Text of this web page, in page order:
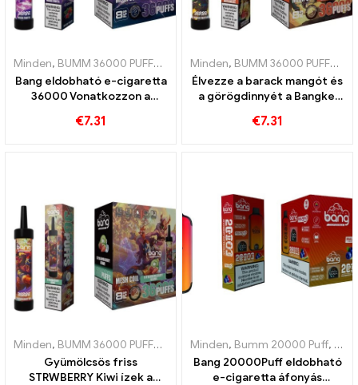
Minden, BUMM 36000 PUFFOK Eldobható e-cigaretta,Eldobható
Bang eldobható e-cigaretta
36000 Vonatkozzon a
gyümölcsökkel a tökéletes
€7.31
Minden, BUMM 36000 PUFFOK
Élvezze a barack mangót és
a görögdinnyét a Bangkel
e-cigarettát és a hálós
€7.31
Minden, BUMM 36000 PUFFOK Eldobható e-cigaretta,Eldobható
Gyümölcsös friss
STRWBERRY Kiwi ízek a
Minden, Bumm 20000 Puff,
Bang 20000Puff eldobható
e-cigaretta áfonyás